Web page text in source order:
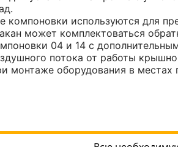
компоновки используются для
может комплектоваться
04 и 14 с
потока от работы
монтаже оборудования в местах